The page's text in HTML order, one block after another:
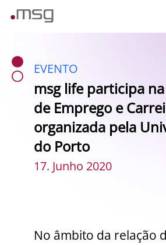
EVENTO
msg life participa
de Emprego e
organizada pela
do Porto
17. Junho 2020
No âmbito da relação